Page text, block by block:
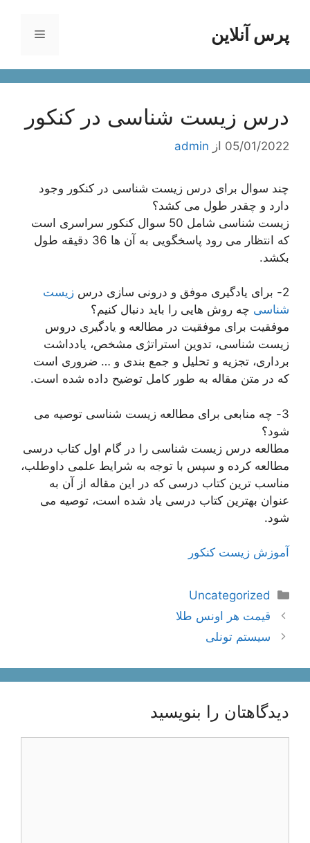
محتواپرس آنلاین فهرست
درس زیست شناسی در کنکور
05/01/2022 از admin
چند سوال برای درس زیست شناسی در کنکور وجود
دارد و چقدر طول می کشد؟
زیست شناسی شامل 50 سوال کنکور سراسری است
که انتظار می رود پاسخگویی به آن ها 36 دقیقه طول
بکشد.
2- برای یادگیری موفق و درونی سازی درس
زیست
شناسی چه روش هایی را باید دنبال کنیم؟
موفقیت برای موفقیت در مطالعه و یادگیری دروس
زیست شناسی، تدوین استراتژی مشخص، یادداشت
برداری، تجزیه و تحلیل و جمع بندی و … ضروری است
که در متن مقاله به طور کامل توضیح داده شده است.
3- چه منابعی برای مطالعه زیست شناسی توصیه می
شود؟
مطالعه درس زیست شناسی را در گام اول کتاب درسی
مطالعه کرده و سپس با توجه به شرایط علمی داوطلب،
مناسب ترین کتاب درسی که در این مقاله از آن به
عنوان بهترین کتاب درسی یاد شده است، توصیه می
شود.
آموزش زیست کنکور
دسته‌ها
Uncategorized
ناوبری
نوشته‌ها
قیمت هر اونس طلا
سیستم تونلی
دیدگاهتان را بنویسید